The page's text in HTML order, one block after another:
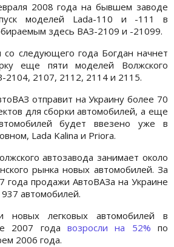
2008 года на бывшем заводе
моделей Lada-110 и -111 в
здесь ВАЗ-2109 и -21099.
со следующего года Богдан начнет
еще пяти моделей Волжского
2104, 2107, 2112, 2114 и 2115.
отправит на Украину более 70
для сборки автомобилей, а еще
будет ввезено уже в
Lada Kalina и Priora.
автозавода занимает около
рынка новых автомобилей. За
года продажи АвтоВАЗа на Украине
автомобилей.
новых легковых автомобилей в
2007 года возросли на 52% по
2006 года.